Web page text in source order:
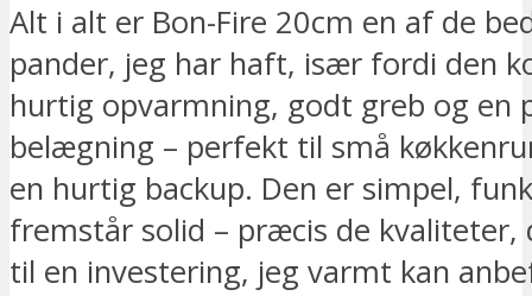
Alt i alt er Bon-Fire 20cm en af de
pander, jeg har haft, især fordi den
hurtig opvarmning, godt greb og en
belægning – perfekt til små
en hurtig backup. Den er simpel,
fremstår solid – præcis de kvaliteter,
til en investering, jeg varmt kan